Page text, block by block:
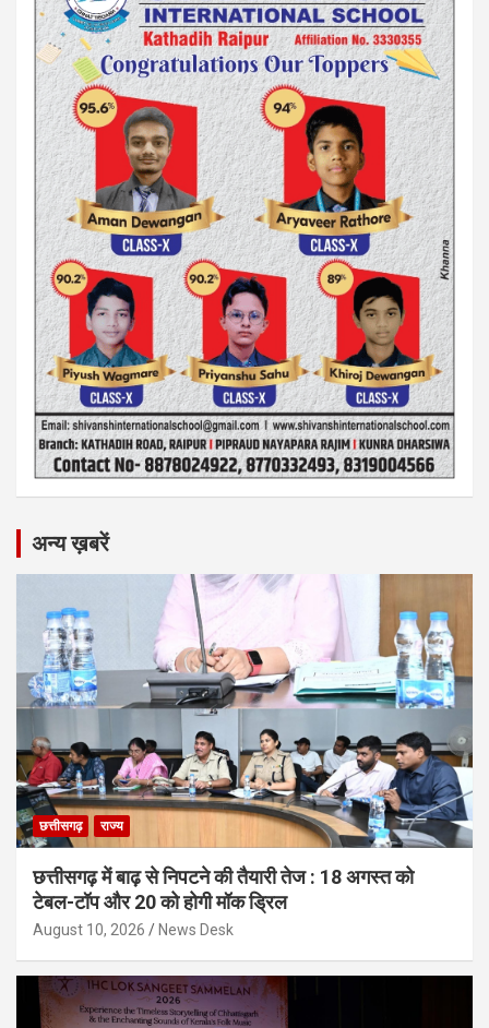
अन्य ख़बरें
छत्तीसगढ़ राज्य
छत्तीसगढ़ में बाढ़ से निपटने की तैयारी तेज : 18 अगस्त को
टेबल-टॉप और 20 को होगी मॉक ड्रिल
August 10, 2026 News Desk